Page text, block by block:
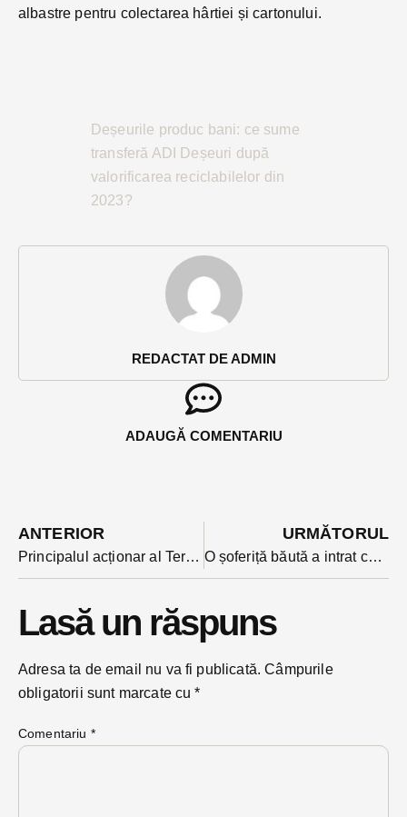
REDACTAT DE ADMIN
ADAUGĂ COMENTARIU
albastre pentru colectarea hârtiei și cartonului.
Deșeurile produc bani: ce sume
transferă ADI Deșeuri după
valorificarea reciclabilelor din
2023?
ANTERIOR
Principalul acționar al Teraplast Grup, Dorel Goia a înființat un afterschool gratuit pentru copii pe locul casei părintești din Mănăștur
URMĂTORUL
O șoferiță băută a intrat cu mașina în două autoturisme parcate pe o stradă din Bistrița
Lasă un răspuns
Adresa ta de email nu va fi publicată. Câmpurile
obligatorii sunt marcate cu*
Comentariu *